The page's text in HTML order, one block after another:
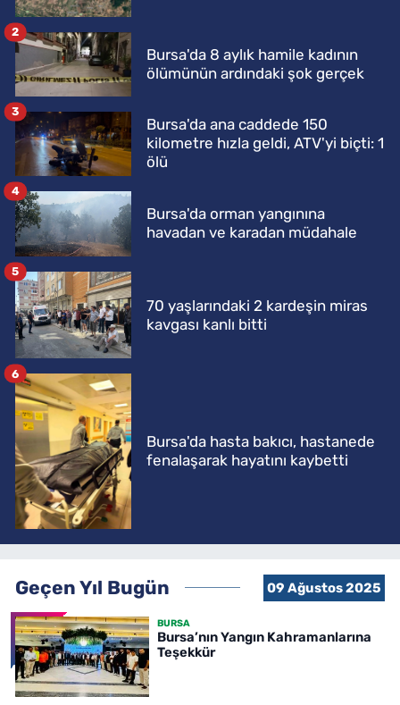
Bursa'da 8 aylık hamile kadının
ölümünün ardındaki şok gerçek
2
Bursa'da ana caddede 150
kilometre hızla geldi, ATV'yi biçti: 1
ölü
3
Bursa'da orman yangınına
havadan ve karadan müdahale
4
70 yaşlarındaki 2 kardeşin miras
kavgası kanlı bitti
5
Bursa'da hasta bakıcı, hastanede
fenalaşarak hayatını kaybetti
6
Geçen Yıl Bugün 09 Ağustos 2025
BURSA
Bursa’nın Yangın Kahramanlarına
Teşekkür